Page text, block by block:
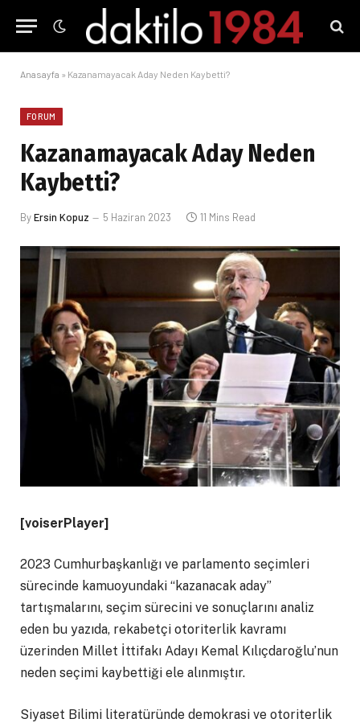
Anasayfa » Kazanamayacak Aday Neden Kaybetti?
FORUM
Kazanamayacak Aday Neden
Kaybetti?
ByErsin Kopuz 5 Haziran 2023 11 Mins Read
[voiserPlayer]
2023 Cumhurbaşkanlığı ve parlamento seçimleri
sürecinde kamuoyundaki “kazanacak aday”
tartışmalarını, seçim sürecini ve sonuçlarını analiz
eden bu yazıda, rekabetçi otoriterlik kavramı
üzerinden Millet İttifakı Adayı Kemal Kılıçdaroğlu’nun
neden seçimi kaybettiği ele alınmıştır.
Siyaset Bilimi literatüründe demokrasi ve otoriterlik